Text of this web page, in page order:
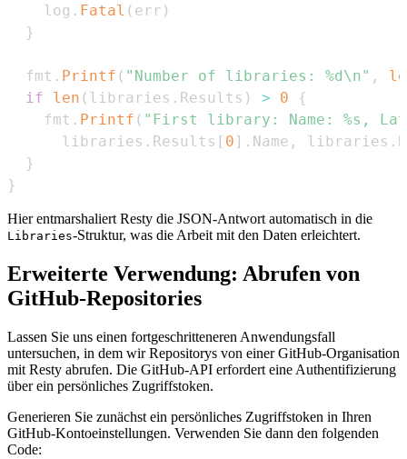
    log
. Fatal ( err )
}
  fmt
. Printf ( "Number of libraries: %d\n" ,
if
len ( libraries . Results ) > 0
{
    fmt
. Printf ( "First library: Name: %s,
      libraries
. Results [ 0 ] . Name , libraries .
}
}
Hier entmarshaliert Resty die JSON-Antwort automatisch in die
Libraries-Struktur, was die Arbeit mit den Daten erleichtert.
Erweiterte Verwendung: Abrufen von
GitHub-Repositories
Lassen Sie uns einen fortgeschritteneren Anwendungsfall
untersuchen, in dem wir Repositorys von einer GitHub-Organisation
mit Resty abrufen. Die GitHub-API erfordert eine Authentifizierung
über ein persönliches Zugriffstoken.
Generieren Sie zunächst ein persönliches Zugriffstoken in Ihren
GitHub-Kontoeinstellungen. Verwenden Sie dann den folgenden
Code: